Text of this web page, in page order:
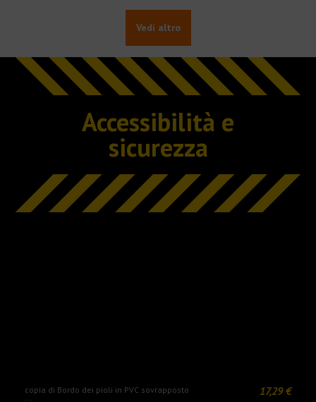
Vedi altro
Accessibilità e
sicurezza
copia di Bordo dei pioli in PVC sovrapposto 17,29 €